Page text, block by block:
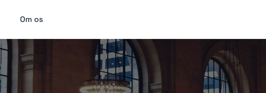
Om os